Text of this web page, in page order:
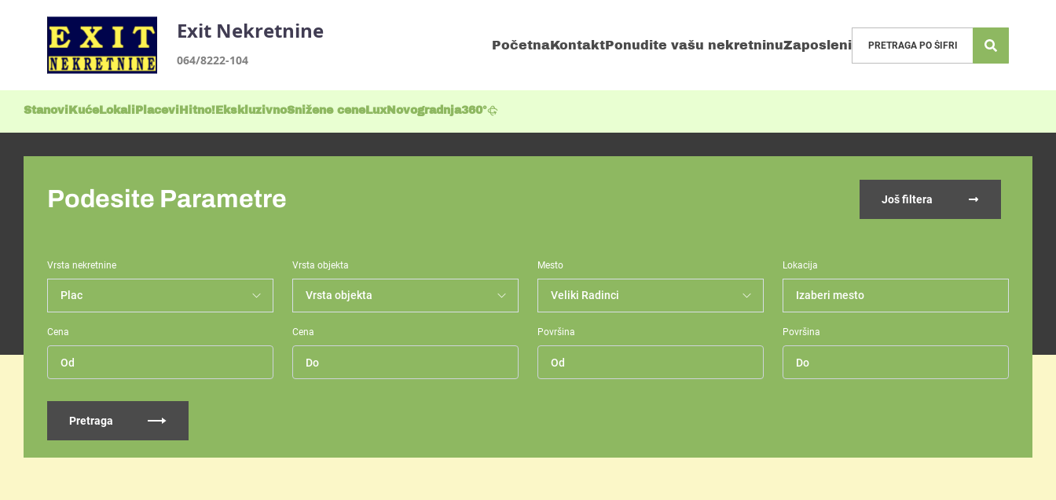
Exit Nekretnine
064/8222-104
PočetnaKontaktPonudite vašu nekretninuZaposleni
Stanovi KućeLokali Placevi Hitno! EkskluzivnoSnižene ceneLuxNovogradnja360°
Podesite Parametre Još filtera
Vrsta nekretnine Vrsta objekta Mesto Lokacija
Izaberi mesto
Cena Cena Površina Površina
Pretraga